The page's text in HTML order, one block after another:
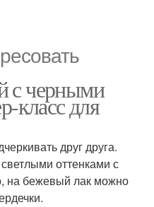
с черными
класс для
друг друга.
оттенками с
на бежевый лак можно